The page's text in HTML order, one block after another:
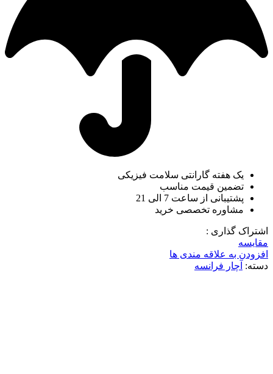
یک هفته گارانتی سلامت فیزیکی
تضمین قیمت مناسب
پشتیبانی از ساعت 7 الی 21
مشاوره تخصصی خرید
اشتراک گذاری :
مقایسه
افزودن به علاقه مندی ها
دسته: آچار فرانسه